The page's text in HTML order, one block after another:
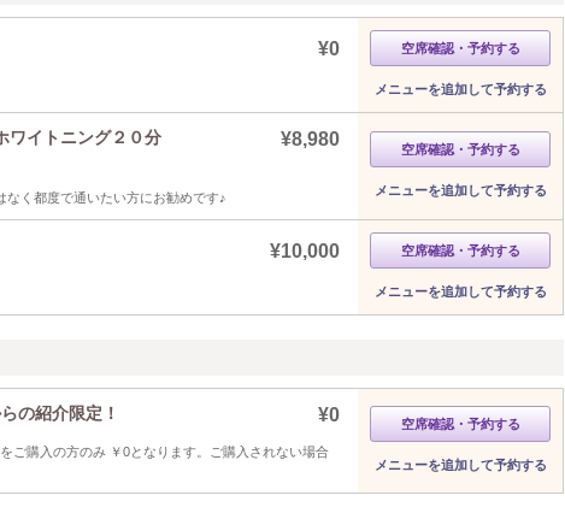
¥0 空席確認・予約する
メニューを追加して予約する
ワイトニング２０分
¥8,980
く都度で通いたい方にお勧めです♪
空席確認・予約する
メニューを追加して予約する
¥10,000 空席確認・予約する
メニューを追加して予約する
の紹介限定！ ¥0
ご購入の方のみ ￥0となります。ご購入されない場合
空席確認・予約する
メニューを追加して予約する